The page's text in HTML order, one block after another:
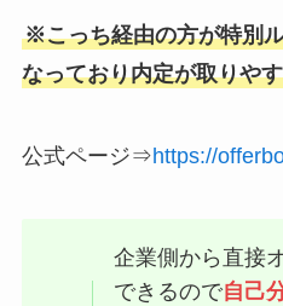
※こっち経由の方が特別
なっており内定が取りや
公式ページ⇒https://
企業側から直接
できるので自己